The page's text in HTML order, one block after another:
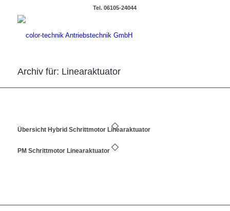
Tel. 06105-24044
Archiv für: Linearaktuator
Übersicht Hybrid Schrittmotor Linearaktuator
PM Schrittmotor Linearaktuator